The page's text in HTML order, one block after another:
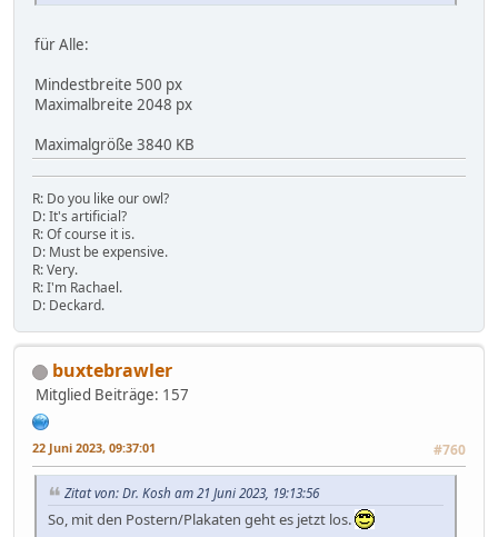
für Alle:
Mindestbreite 500 px
Maximalbreite 2048 px
Maximalgröße 3840 KB
R: Do you like our owl?
D: It's artificial?
R: Of course it is.
D: Must be expensive.
R: Very.
R: I'm Rachael.
D: Deckard.
buxtebrawler
Mitglied Beiträge: 157
22 Juni 2023, 09:37:01 #760
Zitat von: Dr. Kosh am 21 Juni 2023, 19:13:56
So, mit den Postern/Plakaten geht es jetzt los.